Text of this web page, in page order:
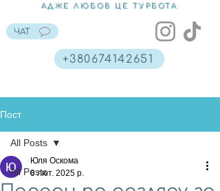
АДЖЕ ЛЮБОВ ЦЕ ТУРБОТА
ЧАТ
+380674142651
Пост
All Posts
All Posts
Юля Оскома
8 лют. 2025 р.